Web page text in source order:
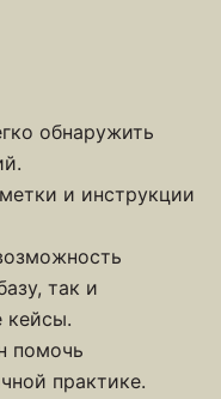
обнаружить
и инструкции
так и
кейсы.
помочь
практике.